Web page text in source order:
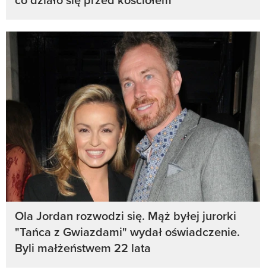
Ola Jordan rozwodzi się. Mąż byłej jurorki
"Tańca z Gwiazdami" wydał oświadczenie.
Byli małżeństwem 22 lata